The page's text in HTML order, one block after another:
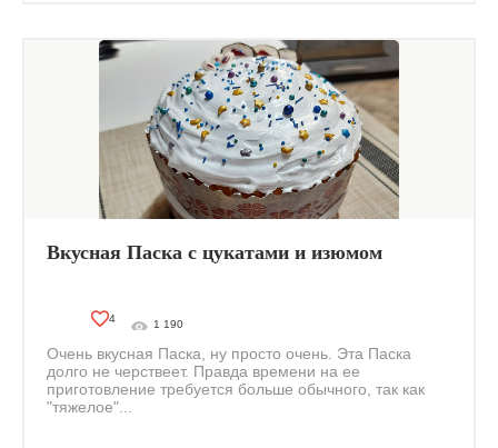
Вкусная Паска с цукатами и изюмом
4 1 190
Очень вкусная Паска, ну просто очень. Эта Паска
долго не черствеет. Правда времени на ее
приготовление требуется больше обычного, так как
"тяжелое"...